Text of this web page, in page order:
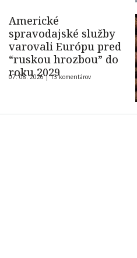
Americké
spravodajské služby
varovali Európu pred
“ruskou hrozbou” do
roku 2029
07. 08. 2026 |13 komentárov